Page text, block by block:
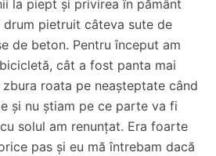
la piept și privirea în pământ
pietruit câteva sute de
de beton. Pentru început am
cât a fost panta mai
roata pe neașteptate când
și nu știam pe ce parte va fi
solul am renunțat. Era foarte
pas și eu mă întrebam dacă